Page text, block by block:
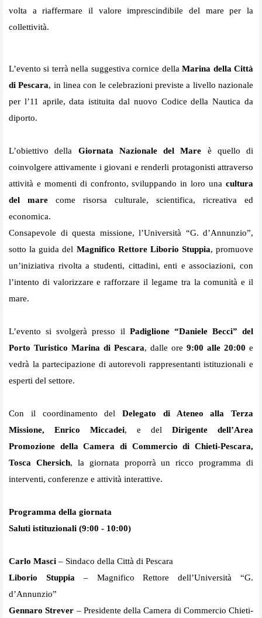
volta a riaffermare il valore imprescindibile del mare per la
collettività.
L’evento si terrà nella suggestiva cornice dellaMarina della Città
di Pescara, in linea con le celebrazioni previste a livello nazionale
per l’11 aprile, data istituita dal nuovo Codice della Nautica da
diporto.
L’obiettivo della Giornata Nazionale del Mare è quello di
coinvolgere attivamente i giovani e renderli protagonisti attraverso
attività e momenti di confronto, sviluppando in loro una cultura
del mare come risorsa culturale, scientifica, ricreativa ed
economica.
Consapevole di questa missione, l’Università “G. d’Annunzio”,
sotto la guida del Magnifico Rettore Liborio Stuppia, promuove
un’iniziativa rivolta a studenti, cittadini, enti e associazioni, con
l’intento di valorizzare e rafforzare il legame tra la comunità e il
mare.
L’evento si svolgerà presso il Padiglione “Daniele Becci” del
Porto Turistico Marina di Pescara, dalle ore 9:00 alle 20:00 e
vedrà la partecipazione di autorevoli rappresentanti istituzionali e
esperti del settore.
Con il coordinamento del Delegato di Ateneo alla Terza
Missione, Enrico Miccadei, e del Dirigente dell’Area
Promozione della Camera di Commercio di Chieti-Pescara,
Tosca Chersich, la giornata proporrà un ricco programma di
interventi, conferenze e attività interattive.
Programma della giornata
Saluti istituzionali (9:00 - 10:00)
Carlo Masci – Sindaco della Città di Pescara
Liborio Stuppia– Magnifico Rettore dell’Università “G.
d’Annunzio”
Gennaro Strever – Presidente della Camera di Commercio Chieti-